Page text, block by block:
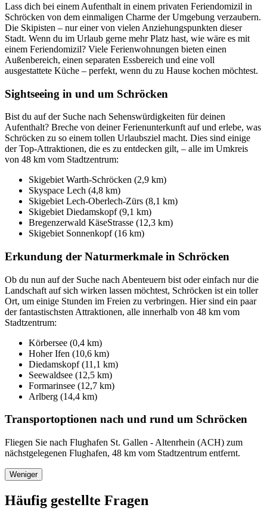
Lass dich bei einem Aufenthalt in einem privaten Feriendomizil in
Schröcken von dem einmaligen Charme der Umgebung verzaubern.
Die Skipisten – nur einer von vielen Anziehungspunkten dieser
Stadt. Wenn du im Urlaub gerne mehr Platz hast, wie wäre es mit
einem Feriendomizil? Viele Ferienwohnungen bieten einen
Außenbereich, einen separaten Essbereich und eine voll
ausgestattete Küche – perfekt, wenn du zu Hause kochen möchtest.
Sightseeing in und um Schröcken
Bist du auf der Suche nach Sehenswürdigkeiten für deinen
Aufenthalt? Breche von deiner Ferienunterkunft auf und erlebe, was
Schröcken zu so einem tollen Urlaubsziel macht. Dies sind einige
der Top-Attraktionen, die es zu entdecken gilt, – alle im Umkreis
von 48 km vom Stadtzentrum:
Skigebiet Warth-Schröcken (2,9 km)
Skyspace Lech (4,8 km)
Skigebiet Lech-Oberlech-Zürs (8,1 km)
Skigebiet Diedamskopf (9,1 km)
Bregenzerwald KäseStrasse (12,3 km)
Skigebiet Sonnenkopf (16 km)
Erkundung der Naturmerkmale in Schröcken
Ob du nun auf der Suche nach Abenteuern bist oder einfach nur die
Landschaft auf sich wirken lassen möchtest, Schröcken ist ein toller
Ort, um einige Stunden im Freien zu verbringen. Hier sind ein paar
der fantastischsten Attraktionen, alle innerhalb von 48 km vom
Stadtzentrum:
Körbersee (0,4 km)
Hoher Ifen (10,6 km)
Diedamskopf (11,1 km)
Seewaldsee (12,5 km)
Formarinsee (12,7 km)
Arlberg (14,4 km)
Transportoptionen nach und rund um Schröcken
Fliegen Sie nach Flughafen St. Gallen - Altenrhein (ACH) zum
nächstgelegenen Flughafen, 48 km vom Stadtzentrum entfernt.
Weniger
Häufig gestellte Fragen